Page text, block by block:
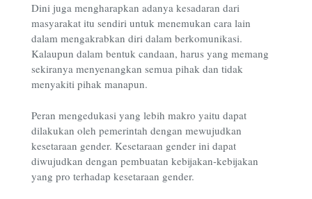
Dini juga mengharapkan adanya kesadaran dari
masyarakat itu sendiri untuk menemukan cara lain
dalam mengakrabkan diri dalam berkomunikasi.
Kalaupun dalam bentuk candaan, harus yang memang
sekiranya menyenangkan semua pihak dan tidak
menyakiti pihak manapun.
Peran mengedukasi yang lebih makro yaitu dapat
dilakukan oleh pemerintah dengan mewujudkan
kesetaraan gender. Kesetaraan gender ini dapat
diwujudkan dengan pembuatan kebijakan-kebijakan
yang pro terhadap kesetaraan gender.